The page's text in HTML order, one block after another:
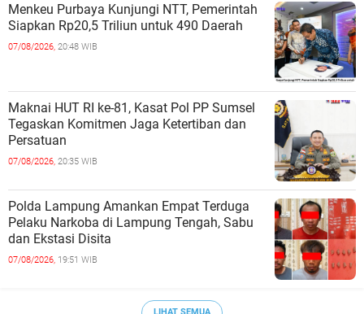
Menkeu Purbaya Kunjungi NTT, Pemerintah
Siapkan Rp20,5 Triliun untuk 490 Daerah
07/08/2026, 20:48 WIB
Maknai HUT RI ke-81, Kasat Pol PP Sumsel
Tegaskan Komitmen Jaga Ketertiban dan
Persatuan
07/08/2026, 20:35 WIB
Polda Lampung Amankan Empat Terduga
Pelaku Narkoba di Lampung Tengah, Sabu
dan Ekstasi Disita
07/08/2026, 19:51 WIB